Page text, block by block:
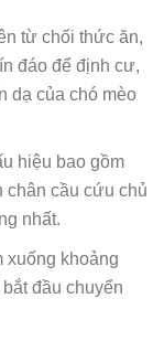
từ chối thức ăn,
đáo để định cư,
dạ của chó mèo
hiệu bao gồm
chân cầu cứu chủ
nhất.
xuống khoảng
đầu chuyển